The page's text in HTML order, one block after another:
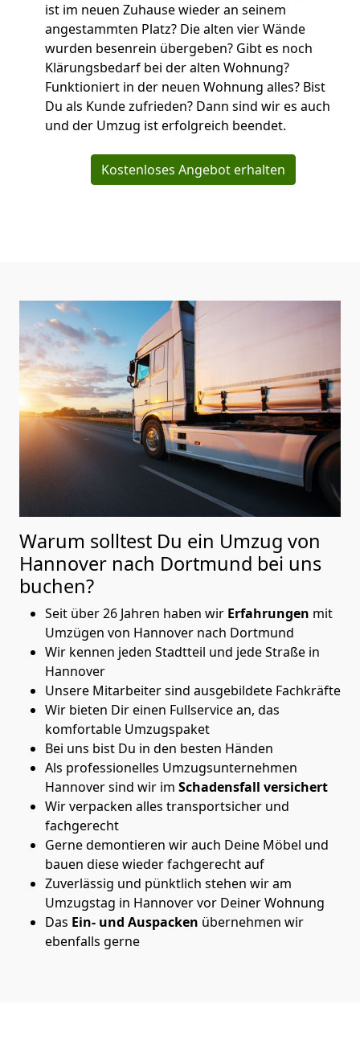
ist im neuen Zuhause wieder an seinem
angestammten Platz? Die alten vier Wände
wurden besenrein übergeben? Gibt es noch
Klärungsbedarf bei der alten Wohnung?
Funktioniert in der neuen Wohnung alles? Bist
Du als Kunde zufrieden? Dann sind wir es auch
und der Umzug ist erfolgreich beendet.
Kostenloses Angebot erhalten
Warum solltest Du ein Umzug von
Hannover nach Dortmund bei uns
buchen?
Seit über 26 Jahren haben wir Erfahrungen mit
Umzügen von Hannover nach Dortmund
Wir kennen jeden Stadtteil und jede Straße in
Hannover
Unsere Mitarbeiter sind ausgebildete Fachkräfte
Wir bieten Dir einen Fullservice an, das
komfortable Umzugspaket
Bei uns bist Du in den besten Händen
Als professionelles Umzugsunternehmen
Hannover sind wir im Schadensfall versichert
Wir verpacken alles transportsicher und
fachgerecht
Gerne demontieren wir auch Deine Möbel und
bauen diese wieder fachgerecht auf
Zuverlässig und pünktlich stehen wir am
Umzugstag in Hannover vor Deiner Wohnung
Das Ein- und Auspacken übernehmen wir
ebenfalls gerne